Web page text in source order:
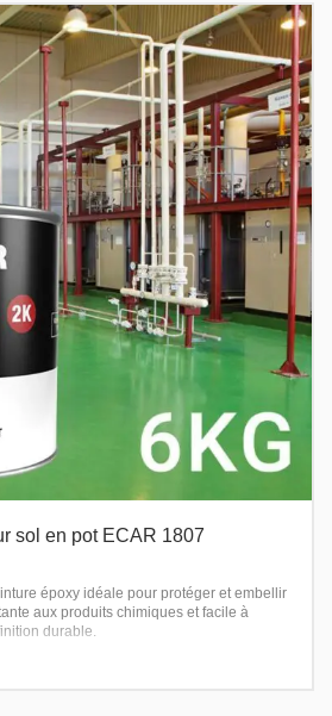
sol en pot ECAR 1807
époxy idéale pour protéger et embellir
aux produits chimiques et facile à
durable.